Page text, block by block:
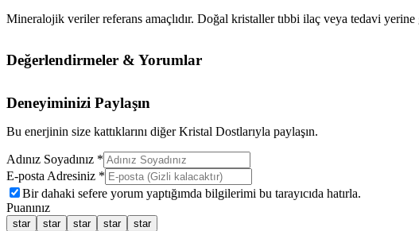
Mineralojik veriler referans amaçlıdır. Doğal kristaller tıbbi ilaç veya tedavi
Değerlendirmeler & Yorumlar
Deneyiminizi Paylaşın
Bu enerjinin size kattıklarını diğer Kristal Dostlarıyla paylaşın.
Adınız Soyadınız *
E-posta Adresiniz *
Bir dahaki sefere yorum yaptığımda bilgilerimi bu tarayıcıda hatırla.
Puanınız
star star star star star